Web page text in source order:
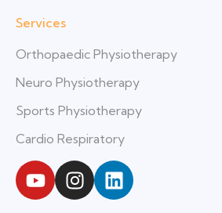
Services
Orthopaedic Physiotherapy
Neuro Physiotherapy
Sports Physiotherapy
Cardio Respiratory